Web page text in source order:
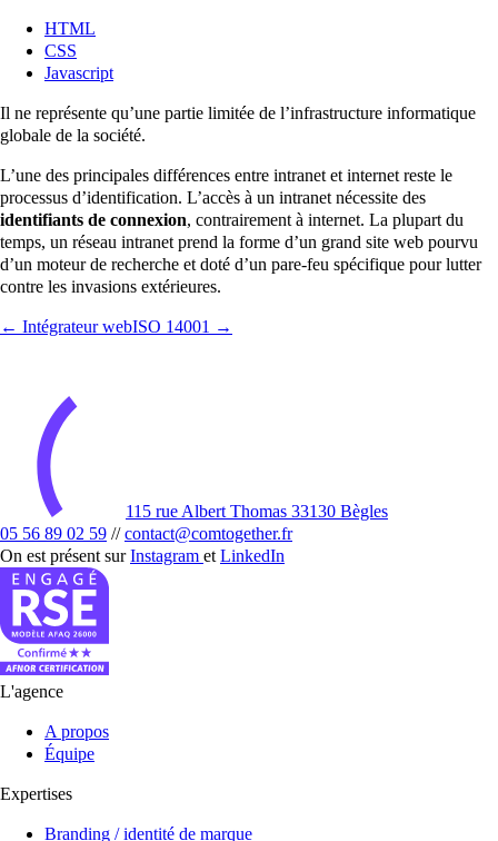
HTML
CSS
Javascript
Il ne représente qu’une partie limitée de l’infrastructure informatique
globale de la société.
L’une des principales différences entre intranet et internet reste le
processus d’identification. L’accès à un intranet nécessite des
identifiants de connexion, contrairement à internet. La plupart du
temps, un réseau intranet prend la forme d’un grand site web pourvu
d’un moteur de recherche et doté d’un pare-feu spécifique pour lutter
contre les invasions extérieures.
← Intégrateur webISO 14001 →
115 rue Albert Thomas 33130 Bègles
05 56 89 02 59 // contact@comtogether.fr
On est présent surInstagram et LinkedIn
L'agence
A propos
Équipe
Expertises
Branding / identité de marque